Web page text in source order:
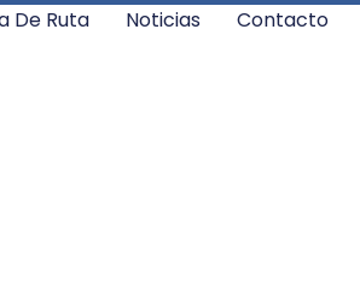
De Ruta Noticias Contacto